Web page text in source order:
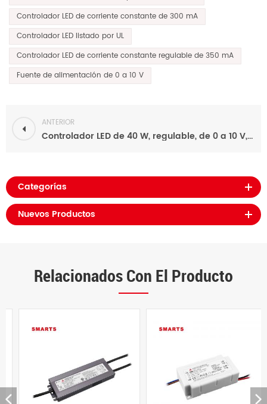
Controlador LED de corriente constante de 300 mA
Controlador LED listado por UL
Controlador LED de corriente constante regulable de 350 mA
Fuente de alimentación de 0 a 10 V
ANTERIOR
Controlador LED de 40 W, regulable, de 0 a 10 V, para iluminación LED, resistente a la intemperie, IP67, para exteriores, de corriente constante, 400 mA-1400 mA
Categorías
Nuevos Productos
Relacionados Con El Producto